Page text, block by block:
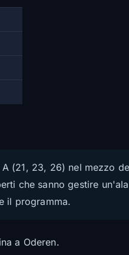
(21, 23, 26) nel mezzo
che sanno gestire
il programma.
a Oderen.